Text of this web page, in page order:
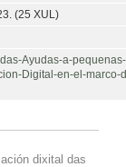
(25 XUL)
Ayudas-a-
Digital-en-el-
dixital das